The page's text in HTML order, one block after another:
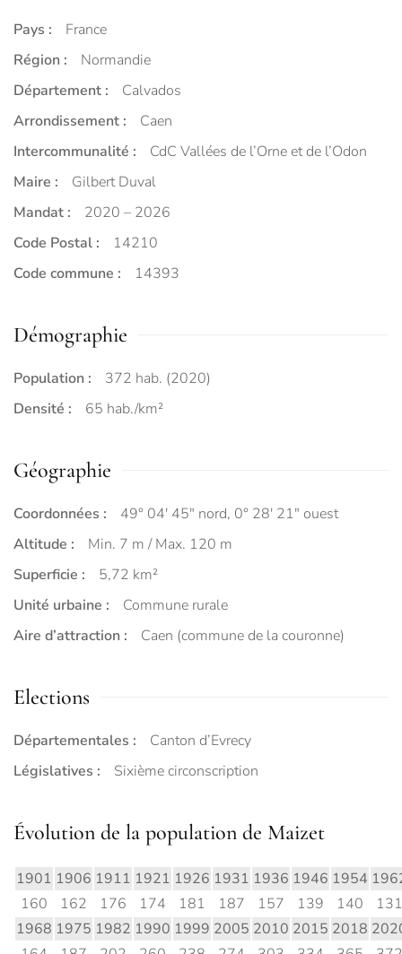
Pays :
France
Région :
Normandie
Département :
Calvados
Arrondissement :
Caen
Intercommunalité :
CdC Vallées de l’Orne et de l’Odon
Maire :
Gilbert Duval
Mandat :
2020 – 2026
Code Postal :
14210
Code commune :
14393
Démographie
Population :
372 hab. (2020)
Densité :
65 hab./km²
Géographie
Coordonnées :
49° 04′ 45″ nord, 0° 28′ 21″ ouest
Altitude :
Min. 7 m / Max. 120 m
Superficie :
5,72 km²
Unité urbaine :
Commune rurale
Aire d’attraction :
Caen (commune de la couronne)
Elections
Départementales :
Canton d’Evrecy
Législatives :
Sixième circonscription
Évolution de la population de Maizet
1901 1906 1911 1921 1926 1931 1936 1946 1954
160
162 176 174 181 187 157 139 140
131
1968 1975 1982 1990 1999 2005 2010 2015 2018